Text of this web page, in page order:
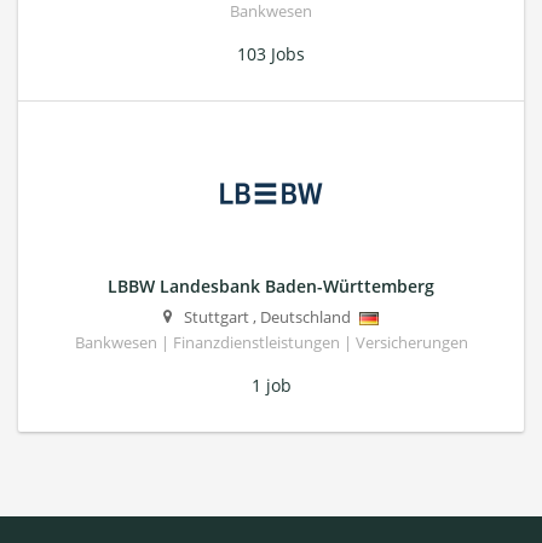
Bankwesen
103 Jobs
LBBW Landesbank Baden-Württemberg
Stuttgart, Deutschland
Bankwesen | Finanzdienstleistungen | Versicherungen
1 job